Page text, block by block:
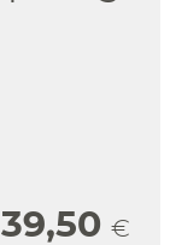
39,50 €